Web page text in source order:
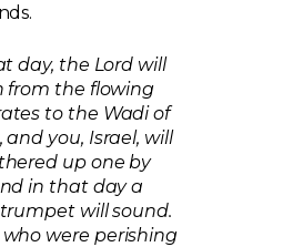
day, the Lord will
from the flowing
to the Wadi of
and you, Israel, will
up one by
in that day a
will sound.
who were perishing